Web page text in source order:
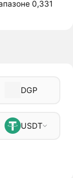
0,331
DGP
USDT